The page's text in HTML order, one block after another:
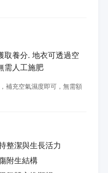
取養分. 地衣可透過空
需人工施肥
補充空氣濕度即可，無需額
整潔與生長活力
附生結構